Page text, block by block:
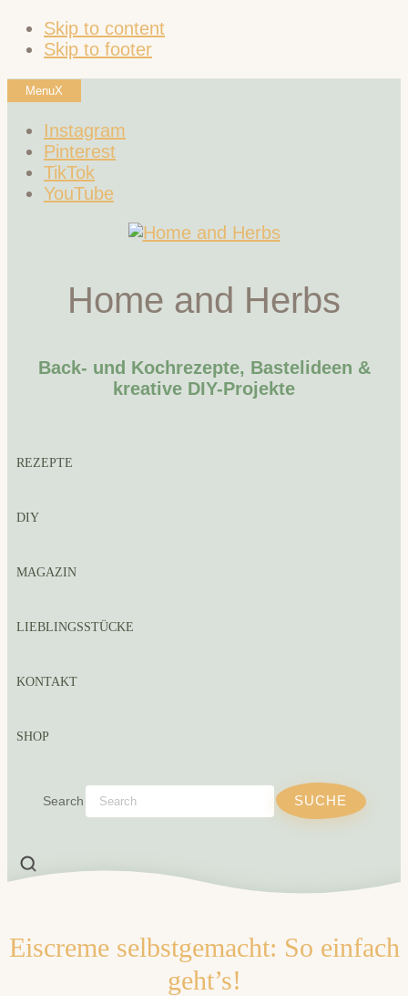
Skip to content
Skip to footer
MenuX
Instagram
Pinterest
TikTok
YouTube
Home and Herbs
Back- und Kochrezepte, Bastelideen &
kreative DIY-Projekte
REZEPTE
DIY
MAGAZIN
LIEBLINGSSTÜCKE
KONTAKT
SHOP
Search
Eiscreme selbstgemacht: So einfach
geht’s!